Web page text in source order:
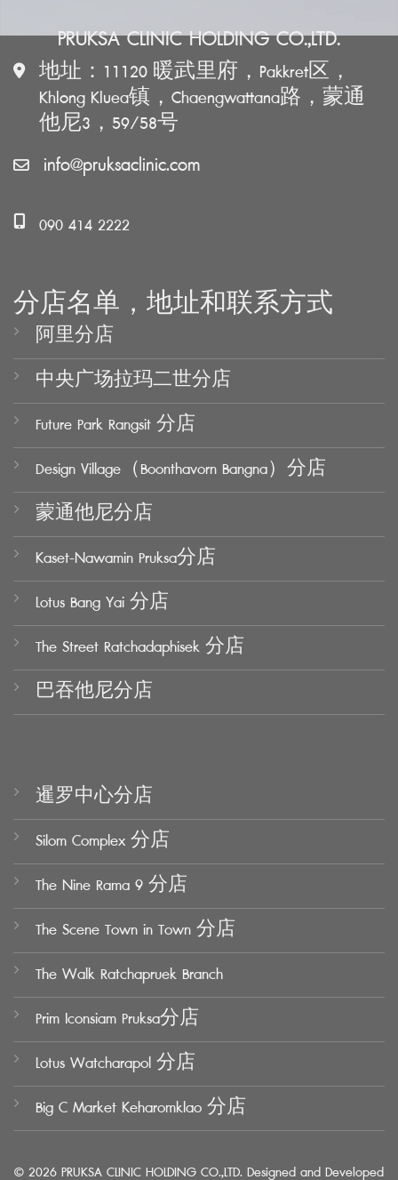
PRUKSA CLINIC HOLDING CO.,LTD.
地址：11120 暖武里府，Pakkret区，
Khlong Kluea镇，Chaengwattana路，蒙通
他尼3，59/58号
info@pruksaclinic.com
090 414 2222
分店名单，地址和联系方式
阿里分店
中央广场拉玛二世分店
Future Park Rangsit 分店
Design Village（Boonthavorn Bangna）分店
蒙通他尼分店
Kaset-Nawamin Pruksa分店
Lotus Bang Yai 分店
The Street Ratchadaphisek 分店
巴吞他尼分店
暹罗中心分店
Silom Complex 分店
The Nine Rama 9 分店
The Scene Town in Town 分店
The Walk Ratchapruek Branch
Prim Iconsiam Pruksa分店
Lotus Watcharapol 分店
Big C Market Keharomklao 分店
© 2026 PRUKSA CLINIC HOLDING CO.,LTD. Designed and Developed